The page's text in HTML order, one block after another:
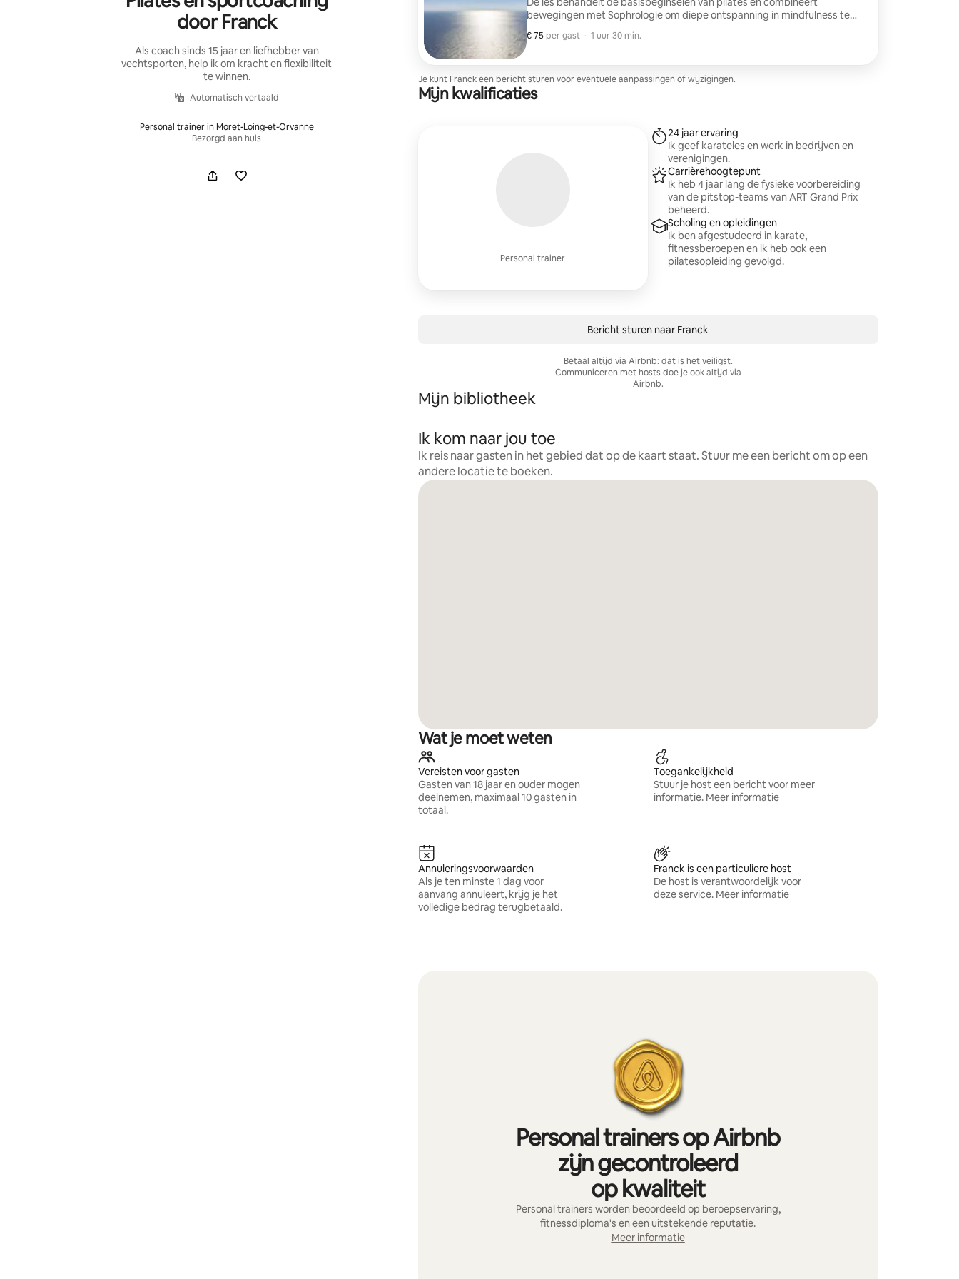
door Franck
Als coach sinds 15 jaar en liefhebber van
vechtsporten, help ik om kracht en flexibiliteit
te winnen.
Automatisch vertaald
Personal trainer in Moret-Loing-et-Orvanne
Bezorgd aan huis
bewegingen met Sophrologie om diepe ontspanning in mindfulness te
€ 75 per gast
€ 75 per gast
, · 1 uur 30 min.
Je kunt Franck een bericht sturen voor eventuele aanpassingen of wijzigingen.
Mijn kwalificaties
Personal trainer
24 jaar ervaring
Ik geef karateles en werk in bedrijven en
verenigingen.
Carrièrehoogtepunt
Ik heb 4 jaar lang de fysieke voorbereiding
van de pitstop-teams van ART Grand Prix
beheerd.
Scholing en opleidingen
Ik ben afgestudeerd in karate,
fitnessberoepen en ik heb ook een
pilatesopleiding gevolgd.
Bericht sturen naar Franck
Betaal altijd via Airbnb: dat is het veiligst.
Communiceren met hosts doe je ook altijd via
Airbnb.
Mijn bibliotheek
Ik kom naar jou toe
Ik reis naar gasten in het gebied dat op de kaart staat. Stuur me een bericht om op een
andere locatie te boeken.
Wat je moet weten
Vereisten voor gasten
Gasten van 18 jaar en ouder mogen
deelnemen, maximaal 10 gasten in
totaal.
Toegankelijkheid
Stuur je host een bericht voor meer
informatie. Meer informatie
Annuleringsvoorwaarden
Als je ten minste 1 dag voor
aanvang annuleert, krijg je het
volledige bedrag terugbetaald.
Franck is een particuliere host
De host is verantwoordelijk voor
deze service. Meer informatie
Personal trainers op Airbnb
zijn gecontroleerd
op kwaliteit
Personal trainers worden beoordeeld op beroepservaring,
fitnessdiploma's en een uitstekende reputatie.
Meer informatie